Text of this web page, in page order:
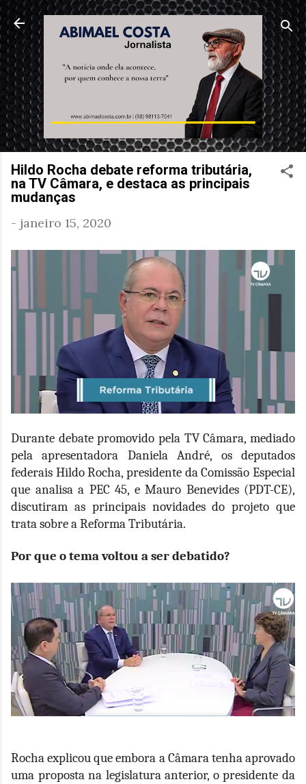
Pular para o conteúdo principal
Hildo Rocha debate reforma tributária,
na TV Câmara, e destaca as principais
mudanças
- janeiro 15, 2020
Durante debate promovido pela TV Câmara, mediado
pela apresentadora Daniela André, os deputados
federais Hildo Rocha, presidente da Comissão Especial
que analisa a PEC 45, e Mauro Benevides (PDT-CE),
discutiram as principais novidades do projeto que
trata sobre a Reforma Tributária.
Por que o tema voltou a ser debatido?
Rocha explicou que embora a Câmara tenha aprovado
uma proposta na legislatura anterior, o presidente da